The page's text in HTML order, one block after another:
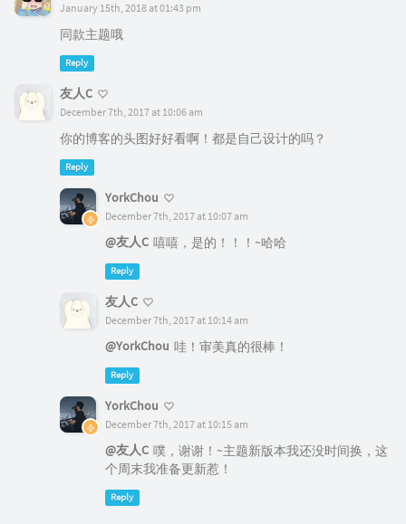
January 15th, 2018 at 01:43 pm
同款主题哦
Reply
友人C
December 7th, 2017 at 10:06 am
你的博客的头图好好看啊！都是自己设计的吗？
Reply
YorkChou
December 7th, 2017 at 10:07 am
@友人C 嘻嘻，是的！！！~哈哈
Reply
友人C
December 7th, 2017 at 10:14 am
@YorkChou 哇！审美真的很棒！
Reply
YorkChou
December 7th, 2017 at 10:15 am
@友人C 噗，谢谢！~主题新版本我还没时间换，这
个周末我准备更新惹！
Reply